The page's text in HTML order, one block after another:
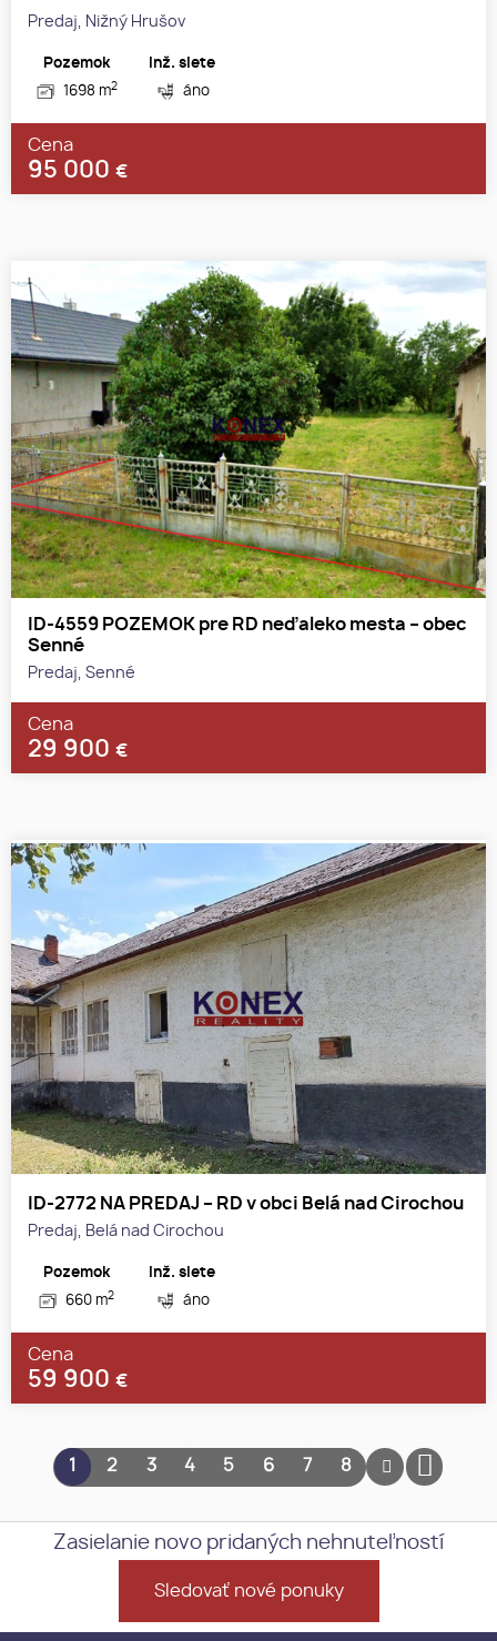
Predaj, Nižný Hrušov
Pozemok
1698 m2
Inž. siete
áno
Cena
95 000 €
ID-4559 POZEMOK pre RD neďaleko mesta – obec
Senné
Predaj, Senné
Cena
29 900 €
ID-2772 NA PREDAJ – RD v obci Belá nad Cirochou
Predaj, Belá nad Cirochou
Pozemok
660 m2
Inž. siete
áno
Cena
59 900 €
1 2 3 4 5 6 7 8
Zasielanie novo pridaných nehnuteľností
Sledovať nové ponuky